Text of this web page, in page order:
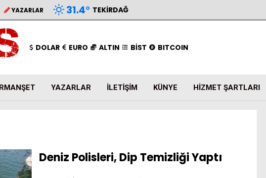
YAZARLAR 31.4° TEKIRDAĞ
DOLAR EURO ALTIN BİST BITCOIN
YAZARLAR İLETIŞIM KÜNYE HIZMET ŞARTLARI
Deniz Polisleri, Dip Temizliği Yaptı